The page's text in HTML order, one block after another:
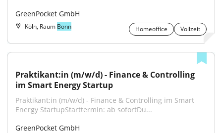
GreenPocket GmbH
Köln, Raum Bonn Homeoffice Vollzeit
Praktikant:in (m/w/d) - Finance & Controlling
im Smart Energy Startup
Praktikant:in (m/w/d) - Finance & Controlling im Smart
Energy StartupStarttermin: ab sofortDu...
GreenPocket GmbH